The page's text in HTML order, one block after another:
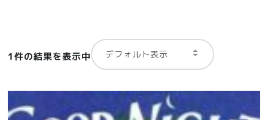
1件の結果を表示中